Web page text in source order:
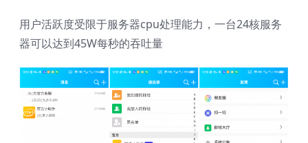
用户活跃度受限于服务器cpu处理能力，一台24核服务
器可以达到45W每秒的吞吐量